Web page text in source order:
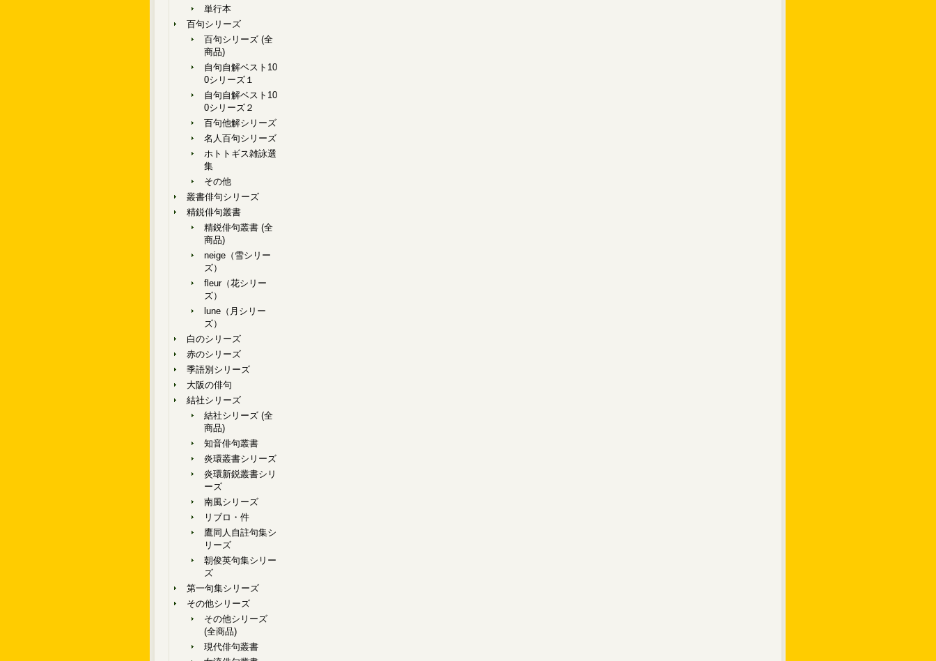
単行本
百句シリーズ
百句シリーズ (全
商品)
自句自解ベスト10
0シリーズ１
自句自解ベスト10
0シリーズ２
百句他解シリーズ
名人百句シリーズ
ホトトギス雑詠選
集
その他
叢書俳句シリーズ
精鋭俳句叢書
精鋭俳句叢書 (全
商品)
neige（雪シリー
ズ）
fleur（花シリー
ズ）
lune（月シリー
ズ）
白のシリーズ
赤のシリーズ
季語別シリーズ
大阪の俳句
結社シリーズ
結社シリーズ (全
商品)
知音俳句叢書
炎環叢書シリーズ
炎環新鋭叢書シリ
ーズ
南風シリーズ
リブロ・件
鷹同人自註句集シ
リーズ
朝俊英句集シリー
ズ
第一句集シリーズ
その他シリーズ
その他シリーズ
(全商品)
現代俳句叢書